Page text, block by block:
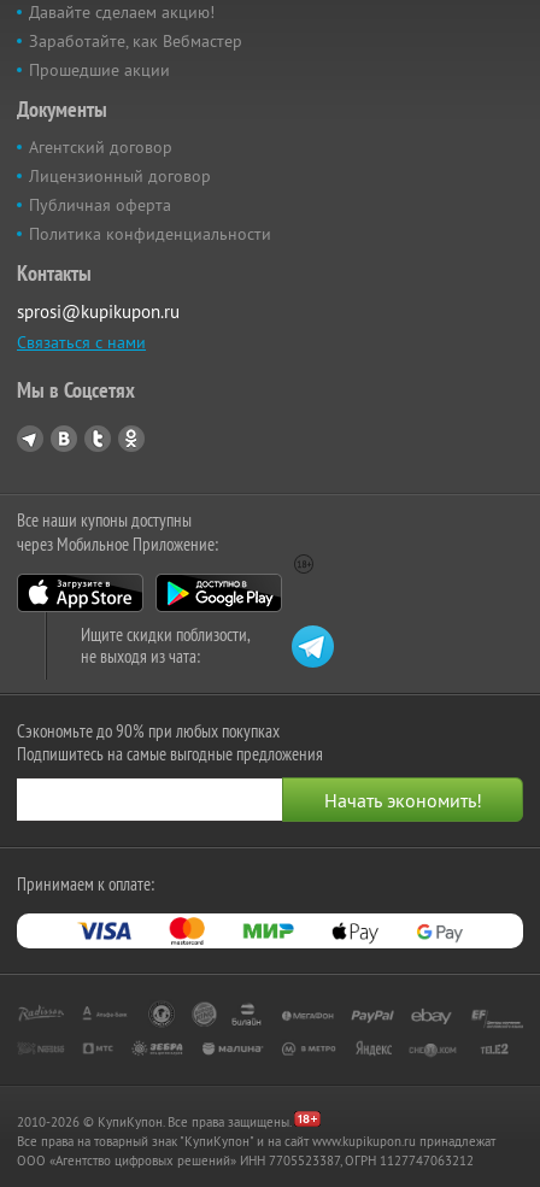
Давайте сделаем акцию!
Заработайте, как Вебмастер
Прошедшие акции
Документы
Агентский договор
Лицензионный договор
Публичная оферта
Политика конфиденциальности
Контакты
sprosi@kupikupon.ru
Связаться с нами
Мы в Соцсетях
Все наши купоны доступны
через Мобильное Приложение:
Ищите скидки поблизости,
не выходя из чата:
Сэкономьте до 90% при любых покупках
Подпишитесь на самые выгодные предложения
Принимаем к оплате:
2010-2026 © КупиКупон. Все права защищены.
Все права на товарный знак "КупиКупон" и на сайт www.kupikupon.ru принадлежат
OOO «Агентство цифровых решений» ИНН 7705523387, ОГРН 1127747063212